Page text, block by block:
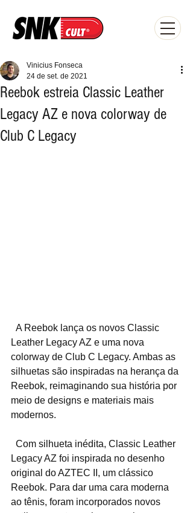
Reebok estreia Classic Leather
Legacy AZ e nova colorway de
Club C Legacy
Vinicius Fonseca
24 de set. de 2021
Leather Legacy AZ e uma nova
colorway de Club C Legacy. Ambas as
silhuetas são inspiradas na herança da
Reebok, reimaginando sua história por
meio de designs e materiais mais
modernos.
Legacy AZ foi inspirada no desenho
original do AZTEC II, um clássico
Reebok. Para dar uma cara moderna
ao tênis, foram incorporados novos